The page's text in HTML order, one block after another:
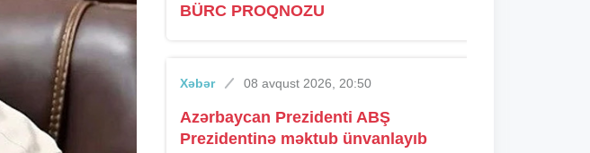
BÜRC PROQNOZU
Xəbər 08 avqust 2026, 20:50
Azərbaycan Prezidenti ABŞ
Prezidentinə məktub ünvanlayıb